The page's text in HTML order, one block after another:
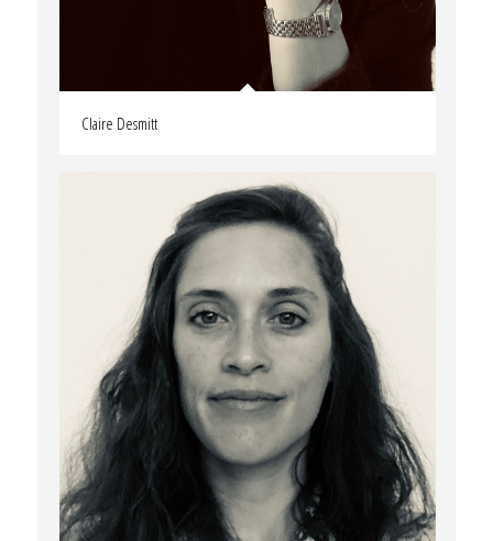
Claire Desmitt